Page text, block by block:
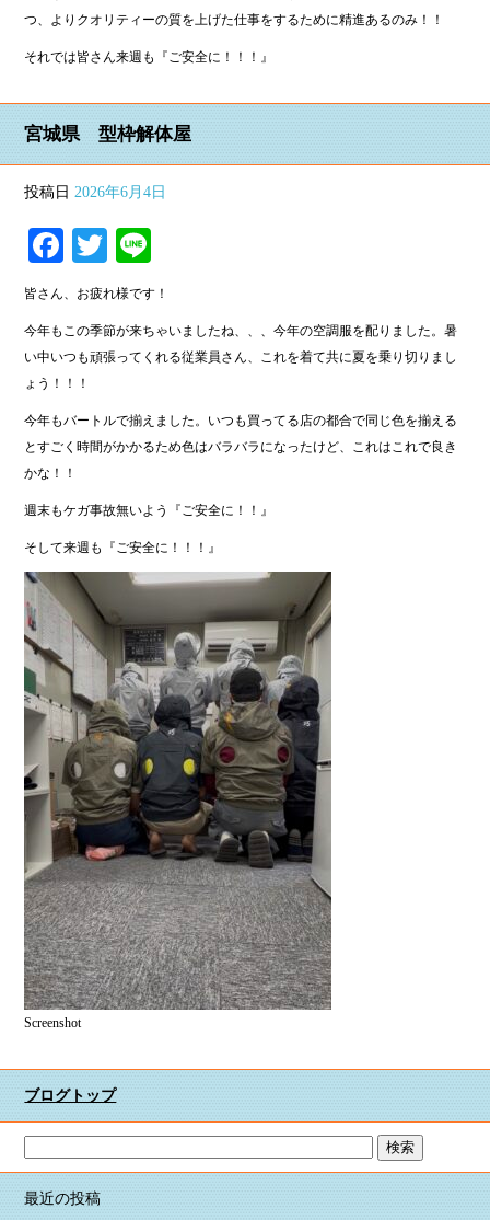
つ、よりクオリティーの質を上げた仕事をするために精進あるのみ！！
それでは皆さん来週も『ご安全に！！！』
宮城県 型枠解体屋
投稿日 2026年6月4日
Facebook
Twitter
皆さん、お疲れ様です！
今年もこの季節が来ちゃいましたね、、、今年の空調服を配りました。暑
い中いつも頑張ってくれる従業員さん、これを着て共に夏を乗り切りまし
ょう！！！
今年もバートルで揃えました。いつも買ってる店の都合で同じ色を揃える
とすごく時間がかかるため色はバラバラになったけど、これはこれで良き
かな！！
週末もケガ事故無いよう『ご安全に！！』
そして来週も『ご安全に！！！』
Screenshot
ブログトップ
最近の投稿